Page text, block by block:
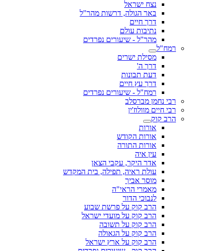
נצח ישראל
באר הגולה, דרשות מהר"ל
דרך חיים
נתיבות עולם
מהר"ל - שיעורים נפרדים
רמח"ל
מסילת ישרים
דרך ה'
דעת תבונות
דרך עץ חיים
רמח"ל - שיעורים נפרדים
רבי נחמן מברסלב
רבי חיים מוולוז'ין
הרב קוק
אורות
אורות הקודש
אורות התורה
עין איה
אדר היקר, עקבי הצאן
עולת ראיה, תפילה, בית המקדש
מוסר אביך
מאמרי הראי"ה
לנבוכי הדור
הרב קוק על פרשת שבוע
הרב קוק על מועדי ישראל
הרב קוק על תשובה
הרב קוק על הגאולה
הרב קוק על ארץ ישראל